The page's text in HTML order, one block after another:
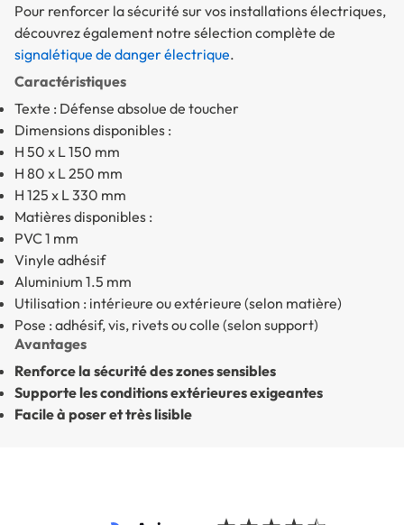
Pour renforcer la sécurité sur vos installations électriques,
découvrez également notre sélection complète de
signalétique de danger électrique.
Caractéristiques
Texte : Défense absolue de toucher
Dimensions disponibles :
H 50 x L 150 mm
H 80 x L 250 mm
H 125 x L 330 mm
Matières disponibles :
PVC 1 mm
Vinyle adhésif
Aluminium 1.5 mm
Utilisation : intérieure ou extérieure (selon matière)
Pose : adhésif, vis, rivets ou colle (selon support)
Avantages
Renforce la sécurité des zones sensibles
Supporte les conditions extérieures exigeantes
Facile à poser et très lisible